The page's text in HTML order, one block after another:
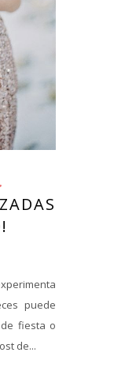
puede
fiesta o
de...